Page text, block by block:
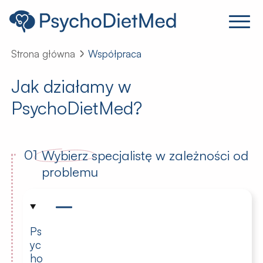
Strona główna Współpraca
Jak działamy w
PsychoDietMed?
01 Wybierzspecjalistę w zależności od
problemu
Ps
yc
ho